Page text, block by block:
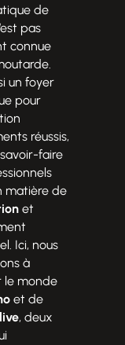
de
pas
connue
un foyer
pour
réussis,
faire
matière de
et
Ici, nous
à
le monde
et de
, deux